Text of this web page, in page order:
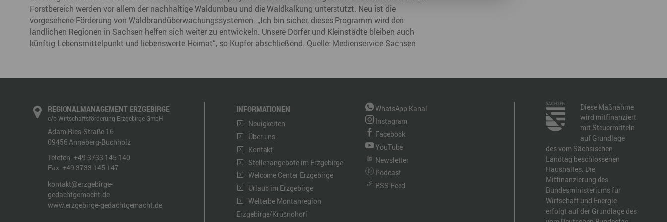
Forstbereich werden vor allem der nachhaltige Waldumbau und die Waldkalkung unterstützt. Neu ist die
vorgesehene Förderung von Waldbrandüberwachungssystemen. „Ich bin sicher, dieses Programm wird den
ländlichen Regionen in Sachsen helfen sich weiter zu entwickeln. Unsere Dörfer und Kleinstädte bleiben auch
künftig Lebensmittelpunkt und liebenswerte Heimat“, so Kupfer abschließend. Quelle: Medienservice Sachsen
REGIONALMANAGEMENT ERZGEBIRGE
c/o Wirtschaftsförderung Erzgebirge GmbH
Adam-Ries-Straße 16
09456 Annaberg-Buchholz
Telefon: +49 3733 145 140
Fax: +49 3733 145 147
kontakt@erzgebirge-
gedachtgemacht.de
www.erzgebirge-gedachtgemacht.de
INFORMATIONEN
Neuigkeiten
Über uns
Kontakt
Stellenangebote im Erzgebirge
Welcome Center Erzgebirge
Urlaub im Erzgebirge
Welterbe Montanregion
Erzgebirge/Krušnohoří
WhatsApp Kanal
Instagram
Facebook
YouTube
Newsletter
Podcast
RSS-Feed
Diese Maßnahme
wird mitfinanziert
mit Steuermitteln
auf Grundlage
des vom Sächsischen
Landtag beschlossenen
Haushaltes. Die
Mitfinanzierung des
Bundesministeriums für
Wirtschaft und Energie
erfolgt auf der Grundlage des